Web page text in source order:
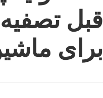
قبل تصفیه
برای